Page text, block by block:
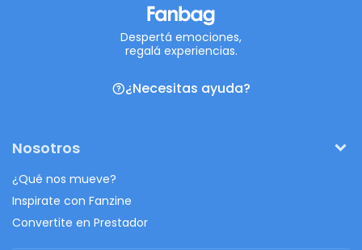
Despertá emociones,
regalá experiencias.
¿Necesitas ayuda?
Nosotros
¿Qué nos mueve?
Inspirate con Fanzine
Convertite en Prestador